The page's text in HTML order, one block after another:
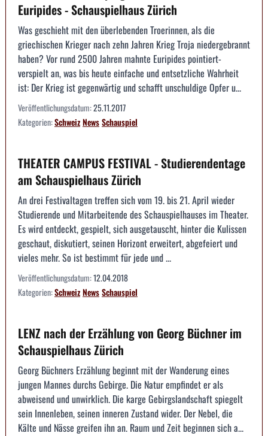
Euripides - Schauspielhaus Zürich
Was geschieht mit den überlebenden Troerinnen, als die
griechischen Krieger nach zehn Jahren Krieg Troja niedergebrannt
haben? Vor rund 2500 Jahren mahnte Euripides pointiert-
verspielt an, was bis heute einfache und entsetzliche Wahrheit
ist: Der Krieg ist gegenwärtig und schafft unschuldige Opfer u...
Veröffentlichungsdatum:25.11.2017
Kategorien:SchweizNewsSchauspiel
THEATER CAMPUS FESTIVAL - Studierendentage
am Schauspielhaus Zürich
An drei Festivaltagen treffen sich vom 19. bis 21. April wieder
Studierende und Mitarbeitende des Schauspielhauses im Theater.
Es wird entdeckt, gespielt, sich ausgetauscht, hinter die Kulissen
geschaut, diskutiert, seinen Horizont erweitert, abgefeiert und
vieles mehr. So ist bestimmt für jede und ...
Veröffentlichungsdatum:12.04.2018
Kategorien:SchweizNewsSchauspiel
LENZ nach der Erzählung von Georg Büchner im
Schauspielhaus Zürich
Georg Büchners Erzählung beginnt mit der Wanderung eines
jungen Mannes durchs Gebirge. Die Natur empfindet er als
abweisend und unwirklich. Die karge Gebirgslandschaft spiegelt
sein Innenleben, seinen inneren Zustand wider. Der Nebel, die
Kälte und Nässe greifen ihn an. Raum und Zeit beginnen sich a...